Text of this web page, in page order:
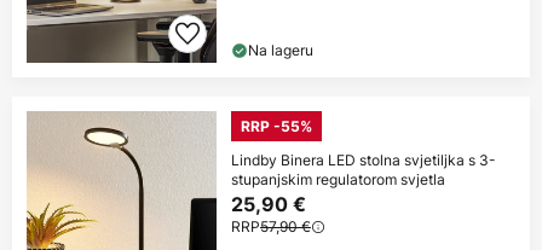
Na lageru
RRP -55%
Lindby Binera LED stolna svjetiljka s 3-
stupanjskim regulatorom svjetla
25,90 €
RRP57,90 €